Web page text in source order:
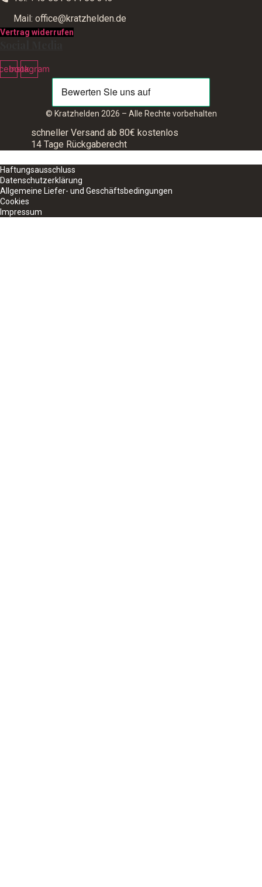
Mail: office@kratzhelden.de
Vertrag widerrufen
Instagram
© Kratzhelden 2026 – Alle Rechte vorbehalten
schneller Versand ab 80€ kostenlos
14 Tage Rückgaberecht
Haftungsausschluss
Datenschutzerklärung
Allgemeine Liefer- und Geschäftsbedingungen
Cookies
Impressum